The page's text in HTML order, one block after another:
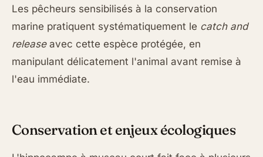
Les pêcheurs sensibilisés à la conservation
marine pratiquent systématiquement le catch and
releaseavec cette espèce protégée, en
manipulant délicatement l'animal avant remise à
l'eau immédiate.
Conservation et enjeux écologiques